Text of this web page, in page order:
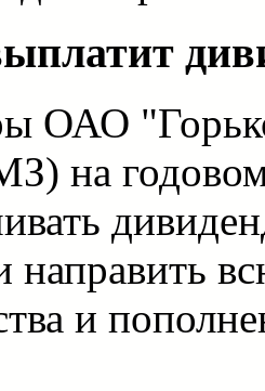
ОАО
на
направить
и